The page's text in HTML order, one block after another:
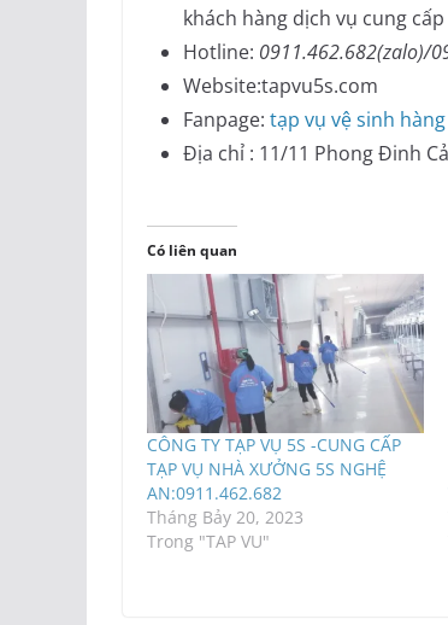
khách hàng dịch vụ cung cấp
Hotline: 0911.462.682(zalo)/
Website:tapvu5s.com
Fanpage: tạp vụ vệ sinh
Địa chỉ : 11/11 Phong Đinh
Có liên quan
CÔNG TY TẠP VỤ 5S -CUNG CẤP
TẠP VỤ NHÀ XƯỞNG 5S NGHỆ
AN:0911.462.682
Tháng Bảy 20, 2023
Trong "TAP VU"